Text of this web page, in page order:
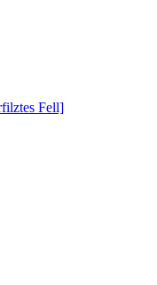
Fell]